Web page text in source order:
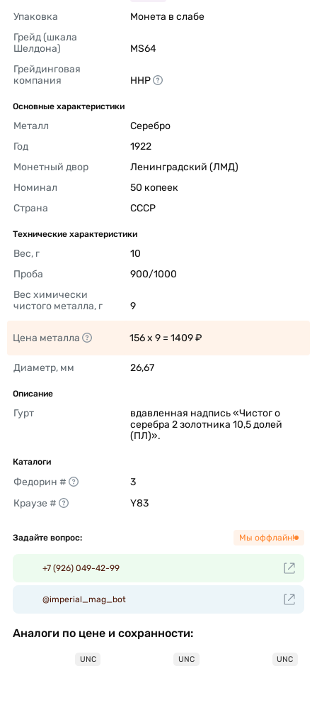
Упаковка
Монета в слабе
Грейд (шкала
Шелдона)
MS64
Грейдинговая
компания
ННР
Основные характеристики
Металл
Серебро
Год
1922
Монетный двор
Ленинградский (ЛМД)
Номинал
50 копеек
Страна
СССР
Технические характеристики
Вес, г
10
Проба
900/1000
Вес химически
чистого металла, г
9
Цена металла 156 x 9 = 1409 ₽
Диаметр, мм 26,67
Описание
Гурт
вдавленная надпись «Чистог о
серебра 2 золотника 10,5 долей
(ПЛ)».
Каталоги
Федорин #
3
Краузе #
Y83
Задайте вопрос: Мы оффлайн!
+7 (926) 049-42-99
@imperial_mag_bot
Аналоги по цене и сохранности:
UNC UNC UNC